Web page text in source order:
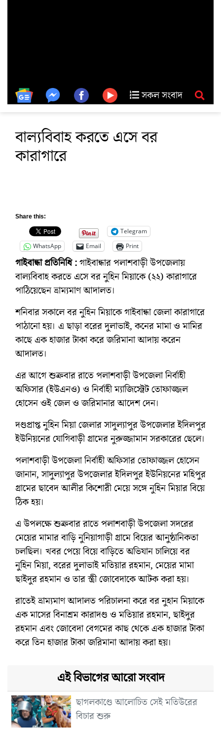
সকল সংবাদ
বাল্যবিবাহ করতে এসে বর
কারাগারে
Share this:
Telegram
WhatsApp
Email Print
গাইবান্ধা প্রতিনিধি :গাইবান্ধার পলাশবাড়ী উপজেলায়
বাল্যবিবাহ করতে এসে বর নুহিন মিয়াকে (২২) কারাগারে
পাঠিয়েছেন ভ্রাম্যমাণ আদালত।
শনিবার সকালে বর নুহিন মিয়াকে গাইবান্ধা জেলা কারাগারে
পাঠানো হয়। এ ছাড়া বরের দুলাভাই, কনের মামা ও মামির
কাছে এক হাজার টাকা করে জরিমানা আদায় করেন
আদালত।
এর আগে শুক্রবার রাতে পলাশবাড়ী উপজেলা নির্বাহী
অফিসার (ইউএনও) ও নির্বাহী ম্যাজিস্ট্রেট তোফাজ্জল
হোসেন ওই জেল ও জরিমানার আদেশ দেন।
দণ্ডপ্রাপ্ত নুহিন মিয়া জেলার সাদুল্যাপুর উপজেলার ইদিলপুর
ইউনিয়নের যোগিবাড়ী গ্রামের নুরুজ্জামান সরকারের ছেলে।
পলাশবাড়ী উপজেলা নির্বাহী অফিসার তোফাজ্জল হোসেন
জানান, সাদুল্যাপুর উপজেলার ইদিলপুর ইউনিয়নের মহিপুর
গ্রামের ছাবেদ আলীর কিশোরী মেয়ে সঙ্গে নুহিন মিয়ার বিয়ে
ঠিক হয়।
এ উপলক্ষে শুক্রবার রাতে পলাশবাড়ী উপজেলা সদরের
মেয়ের মামার বাড়ি নুনিয়াগাড়ী গ্রামে বিয়ের আনুষ্ঠানিকতা
চলছিল। খবর পেয়ে বিয়ে বাড়িতে অভিযান চালিয়ে বর
নুহিন মিয়া, বরের দুলাভাই মতিয়ার রহমান, মেয়ের মামা
ছাইদুর রহমান ও তার স্ত্রী জোবেদাকে আটক করা হয়।
রাতেই ভ্রাম্যমাণ আদালত পরিচালনা করে বর নুহান মিয়াকে
এক মাসের বিনাশ্রম কারাদণ্ড ও মতিয়ার রহমান, ছাইদুর
রহমান এবং জোবেদা বেগমের কাছ থেকে এক হাজার টাকা
করে তিন হাজার টাকা জরিমানা আদায় করা হয়।
এই বিভাগের আরো সংবাদ
ছাগলকাণ্ডে আলোচিত সেই মতিউরের
বিচার শুরু